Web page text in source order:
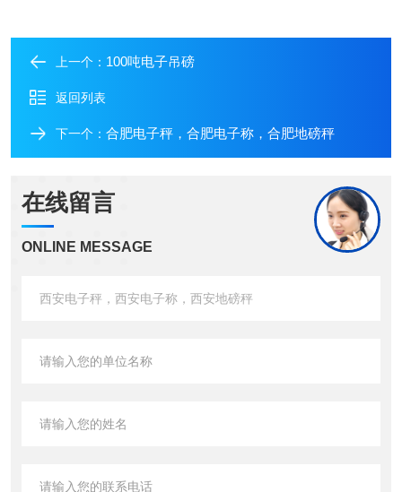
上一个： 100吨电子吊磅
返回列表
下一个： 合肥电子秤，合肥电子称，合肥地磅秤
在线留言
ONLINE MESSAGE